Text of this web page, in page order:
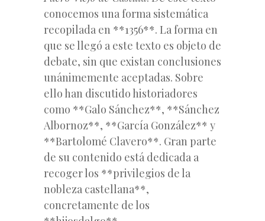
conocemos una forma sistemática
recopilada en **1356**. La forma en
que se llegó a este texto es objeto de
debate, sin que existan conclusiones
unánimemente aceptadas. Sobre
ello han discutido historiadores
como **Galo Sánchez**, **Sánchez
Albornoz**, **García González** y
**Bartolomé Clavero**. Gran parte
de su contenido está dedicada a
recoger los **privilegios de la
nobleza castellana**,
concretamente de los